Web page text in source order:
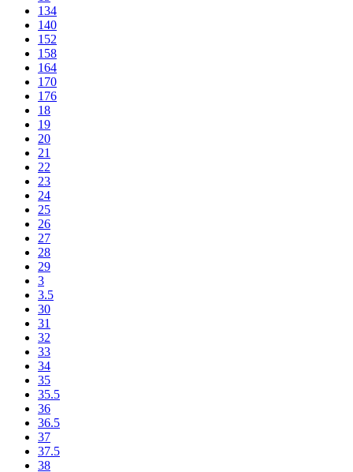
134
140
152
158
164
170
176
18
19
20
21
22
23
24
25
26
27
28
29
3
3.5
30
31
32
33
34
35
35.5
36
36.5
37
37.5
38